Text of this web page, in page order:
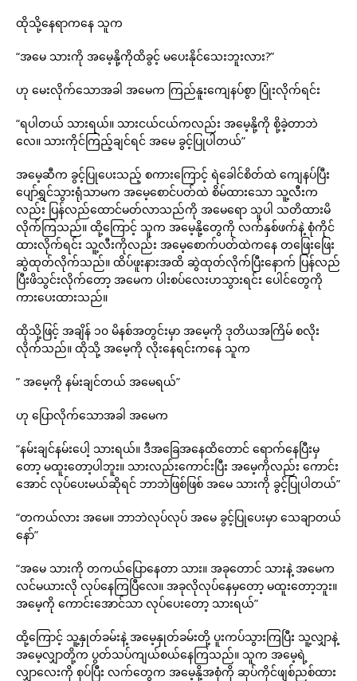
ထိုသို့နေရာကနေ သူက
“အမေ သားကို အမေ့နို့ကိုထိခွင့် မပေးနိုင်သေးဘူးလား?”
ဟု မေးလိုက်သောအခါ အမေက ကြည်နူးကျေနပ်စွာ ပြုံးလိုက်ရင်း
“ရပါတယ် သားရယ်။ သားငယ်ငယ်ကလည်း အမေ့နို့ကို စို့ခဲ့တာဘဲ
လေ။ သားကိုင်ကြည့်ချင်ရင် အမေ ခွင့်ပြုပါတယ်”
အမေ့ဆီက ခွင့်ပြုပေးသည့် စကားကြောင့် ရဲခေါင်စိတ်ထဲ ကျေနပ်ပြီး
ပျော်ရွှင်သွားရုံသာမက အမေ့စောင်ပတ်ထဲ စိမ်ထားသော သူ့လီးက
လည်း ပြန်လည်ထောင်မတ်လာသည်ကို အမေရော သူပါ သတိထားမိ
လိုက်ကြသည်။ ထို့ကြောင့် သူက အမေ့နို့တွေကို လက်နှစ်ဖက်နဲ့ စုံကိုင်
ထားလိုက်ရင်း သူ့လီးကိုလည်း အမေ့စောက်ပတ်ထဲကနေ တဖြေးဖြေး
ဆွဲထုတ်လိုက်သည်။ ထိပ်ဖူးနားအထိ ဆွဲထုတ်လိုက်ပြီးနောက် ပြန်လည်
ပြီးဖိသွင်းလိုက်တော့ အမေက ပါးစပ်လေးဟသွားရင်း ပေါင်တွေကို
ကားပေးထားသည်။
ထိုသို့ဖြင့် အချိန် ၁၀ မိနစ်အတွင်းမှာ အမေ့ကို ဒုတိယအကြိမ် စလိုး
လိုက်သည်။ ထိုသို့ အမေ့ကို လိုးနေရင်းကနေ သူက
” အမေ့ကို နမ်းချင်တယ် အမေရယ်”
ဟု ပြောလိုက်သောအခါ အမေက
“နမ်းချင်နမ်းပေါ့ သားရယ်။ ဒီအခြေအနေထိတောင် ရောက်နေပြီးမှ
တော့ မထူးတော့ပါဘူး။ သားလည်းကောင်းပြီး အမေ့ကိုလည်း ကောင်း
အောင် လုပ်ပေးမယ်ဆိုရင် ဘာဘဲဖြစ်ဖြစ် အမေ သားကို ခွင့်ပြုပါတယ်”
“တကယ်လား အမေ။ ဘာဘဲလုပ်လုပ် အမေ ခွင့်ပြုပေးမှာ သေချာတယ်
နော်”
“အမေ သားကို တကယ်ပြောနေတာ သား။ အခုတောင် သားနဲ့ အမေက
လင်မယားလို လုပ်နေကြပြီလေ။ အခုလိုလုပ်နေမှတော့ မထူးတော့ဘူး။
အမေ့ကို ကောင်းအောင်သာ လုပ်ပေးတော့ သားရယ်”
ထို့ကြောင့် သူ့နှုတ်ခမ်းနဲ့ အမေ့နှုတ်ခမ်းတို့ ပူးကပ်သွားကြပြီး သူ့လျှာနဲ့
အမေ့လျှာတို့က ပွတ်သပ်ကျယ်စယ်နေကြသည်။ သူက အမေ့ရဲ့
လျှာလေးကို စုပ်ပြီး လက်တွေက အမေ့နို့အစုံကို ဆုပ်ကိုင်ဖျစ်ညစ်ထား